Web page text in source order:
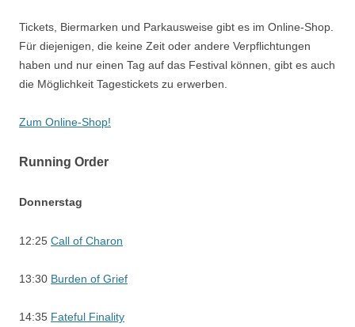
Tickets, Biermarken und Parkausweise gibt es im Online-Shop.
Für diejenigen, die keine Zeit oder andere Verpflichtungen
haben und nur einen Tag auf das Festival können, gibt es auch
die Möglichkeit Tagestickets zu erwerben.
Zum Online-Shop!
Running Order
Donnerstag
12:25 Call of Charon
13:30 Burden of Grief
14:35 Fateful Finality